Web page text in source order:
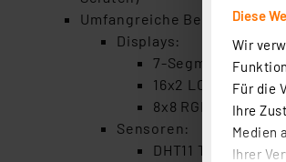
Diese
Wir
Für die
Ihre
Medien
Ihrer
Umfangreiche Bestückung
Displays:
7-Segment Display,
16x2 LCD Modul,
8x8 RGB-Matrix,
Sensoren:
DHT11